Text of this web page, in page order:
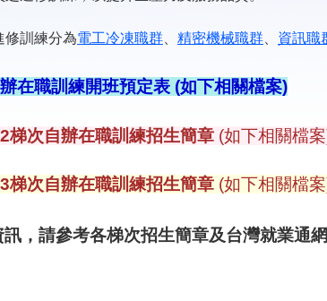
修訓練分為電工冷凍職群 精密機械職群 資訊職
在職訓練開班預定表 (如下相關檔案)
梯次自辦在職訓練招生簡章 (如下相關檔
梯次自辦在職訓練招生簡章 (如下相關檔
，請參考各梯次招生簡章及台灣就業通